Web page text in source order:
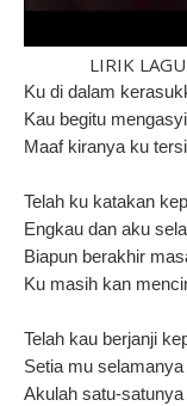
LIRIK
Ku di dalam
Kau begitu
Maaf kiranya ku
Telah ku katakan
Engkau dan aku
Biapun berakhir
Ku masih kan
Telah kau berjanji
Setia mu selamanya
Akulah satu-satunya